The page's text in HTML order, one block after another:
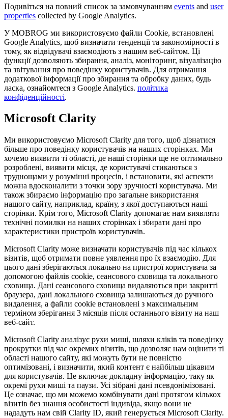
Подивіться на повний список за замовчуванням events and user
properties collected by Google Analytics.
У MOBROG ми використовуємо файли Cookie, встановлені
Google Analytics, щоб визначати тенденції та закономірності в
тому, як відвідувачі взаємодіють з нашим веб-сайтом. Ці
функції дозволяють збирання, аналіз, моніторинг, візуалізацію
та звітування про поведінку користувачів. Для отримання
додаткової інформації про збирання та обробку даних, будь
ласка, ознайомтеся з Google Analytics. політика
конфіденційності.
Microsoft Clarity
Ми використовуємо Microsoft Clarity для того, щоб дізнатися
більше про поведінку користувачів на наших сторінках. Ми
хочемо виявити ті області, де наші сторінки ще не оптимально
розроблені, виявити місця, де користувачі стикаються з
труднощами у розумінні процесів, і встановити, які аспекти
можна вдосконалити з точки зору зручності користувача. Ми
також збираємо інформацію про загальне використання
нашого сайту, наприклад, країну, з якої доступаються наші
сторінки. Крім того, Microsoft Clarity допомагає нам виявляти
технічні помилки на наших сторінках і збирати дані про
характеристики пристроїв користувачів.
Microsoft Clarity може визначати користувачів під час кількох
візитів, щоб отримати повне уявлення про їх взаємодію. Для
цього дані зберігаються локально на пристрої користувача за
допомогою файлів cookie, сеансового сховища та локального
сховища. Дані сеансового сховища видаляються при закритті
браузера, дані локального сховища залишаються до ручного
видалення, а файли cookie встановлені з максимальним
терміном зберігання 3 місяців після останнього візиту на наш
веб-сайт.
Microsoft Clarity аналізує рухи миші, шляхи кліків та поведінку
прокрутки під час окремих візитів, що дозволяє нам оцінити ті
області нашого сайту, які можуть бути не повністю
оптимізовані, і визначити, який контент є найбільш цікавим
для користувачів. Це включає докладну інформацію, таку як
окремі рухи миші та паузи. Усі зібрані дані псевдонімізовані.
Це означає, що ми можемо комбінувати дані протягом кількох
візитів без знання особистості індивіда, якщо вони не
нададуть нам свій Clarity ID, який генерується Microsoft Clarity.